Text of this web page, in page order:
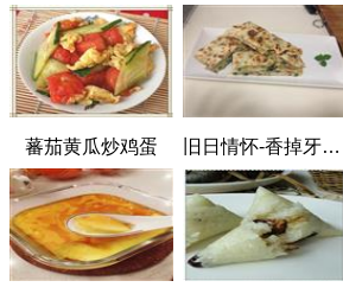
蕃茄黄瓜炒鸡蛋 旧日情怀-香掉牙油渣葱花饼